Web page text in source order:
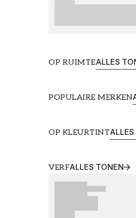
OP RUIMTEALLES
POPULAIRE MERKEN
OP KLEURTINT
VERFALLES TONEN